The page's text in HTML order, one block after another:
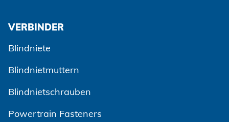
VERBINDER
Blindniete
Blindnietmuttern
Blindnietschrauben
Powertrain Fasteners